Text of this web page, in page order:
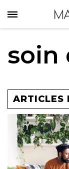
to
main
soin
ARTICLES